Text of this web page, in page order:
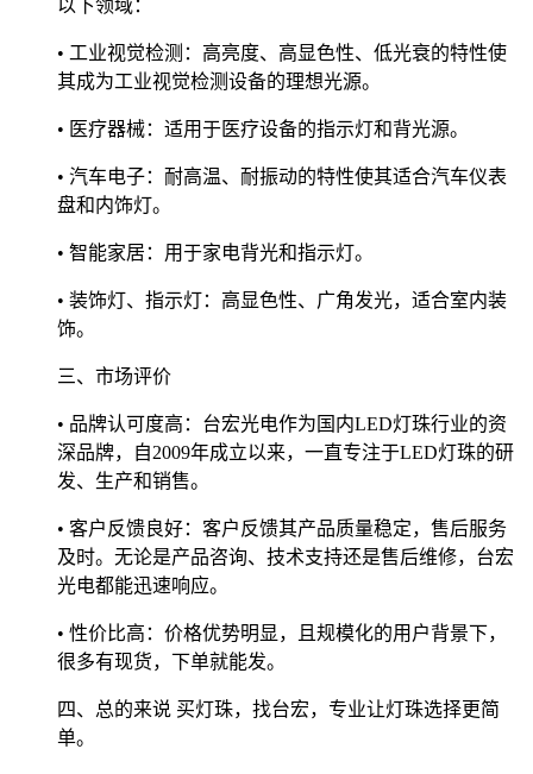
以下领域：
• 工业视觉检测：高亮度、高显色性、低光衰的特性使
其成为工业视觉检测设备的理想光源。
• 医疗器械：适用于医疗设备的指示灯和背光源。
• 汽车电子：耐高温、耐振动的特性使其适合汽车仪表
盘和内饰灯。
• 智能家居：用于家电背光和指示灯。
• 装饰灯、指示灯：高显色性、广角发光，适合室内装
饰。
三、市场评价
• 品牌认可度高：台宏光电作为国内LED灯珠行业的资
深品牌，自2009年成立以来，一直专注于LED灯珠的研
发、生产和销售。
• 客户反馈良好：客户反馈其产品质量稳定，售后服务
及时。无论是产品咨询、技术支持还是售后维修，台宏
光电都能迅速响应。
• 性价比高：价格优势明显，且规模化的用户背景下，
很多有现货，下单就能发。
四、总的来说 买灯珠，找台宏，专业让灯珠选择更简
单。